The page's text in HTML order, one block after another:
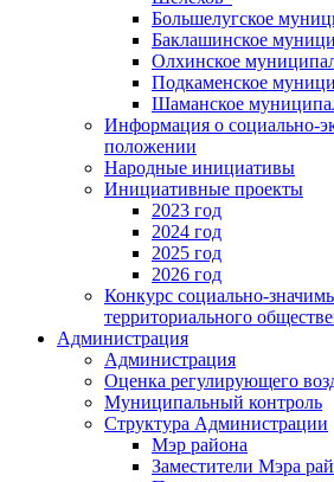
Большелугское
Баклашинское
Олхинское
Подкаменское
Шаманское
Информация о социально-
положении
Народные инициативы
Инициативные проекты
2023 год
2024 год
2025 год
2026 год
Конкурс социально-
территориального
Администрация
Администрация
Оценка регулирующего
Муниципальный контроль
Структура Администрации
Мэр района
Заместители Мэра